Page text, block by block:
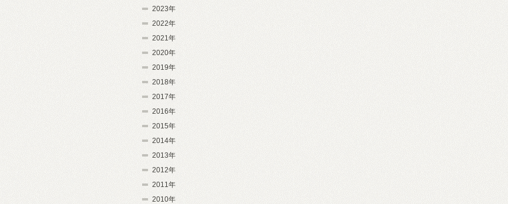
2023年
2022年
2021年
2020年
2019年
2018年
2017年
2016年
2015年
2014年
2013年
2012年
2011年
2010年